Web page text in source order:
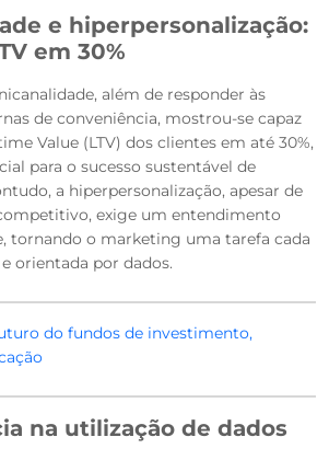
e hiperpersonalização:
em 30%
além de responder às
de conveniência, mostrou-se capaz
Value (LTV) dos clientes em até 30%,
para o sucesso sustentável de
a hiperpersonalização, apesar de
exige um entendimento
tornando o marketing uma tarefa cada
orientada por dados.
do fundos de investimento,
na utilização de dados